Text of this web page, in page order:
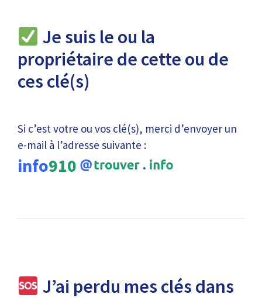
Je suis le ou la
propriétaire de cette ou de
ces clé(s)
Si c’est votre ou vos clé(s), merci d’envoyer un
e-mail à l’adresse suivante :
info910
J’ai perdu mes clés dans